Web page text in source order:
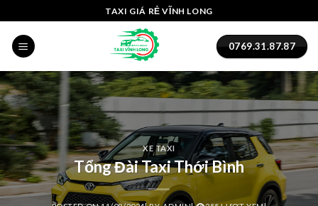
panel
paketleri
to
content
TAXI GIÁ RẺ VĨNH LONG
0769.31.87.87
XE TAXI
Tổng Đài Taxi Thới Bình